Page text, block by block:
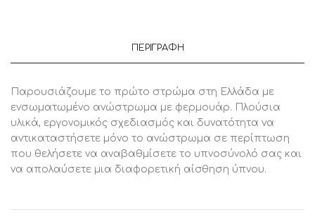
ΠΕΡΙΓΡΑΦΉ
Παρουσιάζουμε το πρώτο στρώμα στη Ελλάδα με
ενσωματωμένο ανώστρωμα με φερμουάρ. Πλούσια
υλικά, εργονομικός σχεδιασμός και δυνατότητα να
αντικαταστήσετε μόνο το ανώστρωμα σε περίπτωση
που θελήσετε να αναβαθμίσετε το υπνοσύνολό σας και
να απολαύσετε μια διαφορετική αίσθηση ύπνου.